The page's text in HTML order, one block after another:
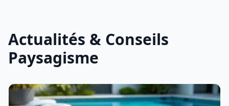
Actualités & Conseils
Paysagisme